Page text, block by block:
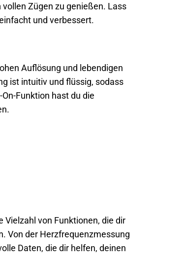
Zügen zu genießen. Lass
und verbessert.
Auflösung und lebendigen
ist intuitiv und flüssig, sodass
Funktion hast du die
Vielzahl von Funktionen, die dir
Von der Herzfrequenzmessung
Daten, die dir helfen, deinen